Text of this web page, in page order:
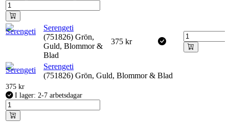
Serengeti
(751826) Grön,
Guld, Blommor &
Blad
375 kr
Serengeti
(751826) Grön, Guld, Blommor & Blad
375 kr
I lager: 2-7 arbetsdagar